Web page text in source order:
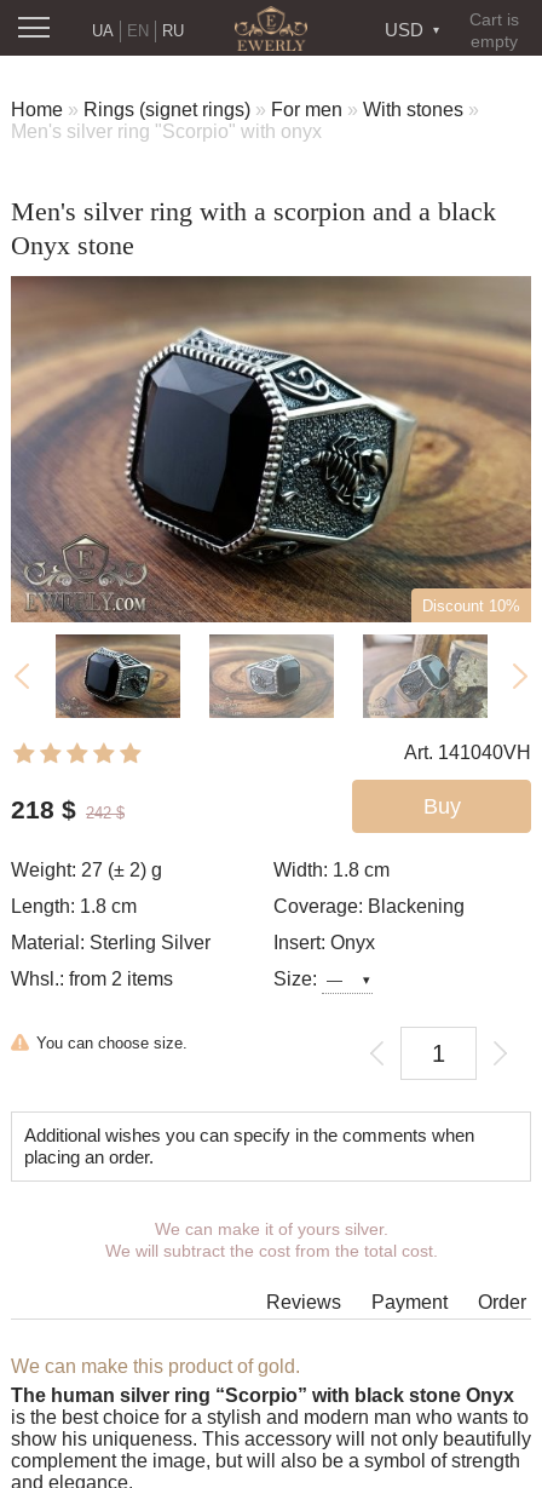
Cart is
empty
USD
RU
UA EN
Home » Rings (signet rings) » For men » With stones »
Men's silver ring "Scorpio" with onyx
Men's silver ring with a scorpion and a black
Onyx stone
Discount 10%
Art. 141040VH
Buy
218 $ 242 $
Weight: 27 (± 2) g Width: 1.8cm
Length: 1.8 cm
Coverage: Blackening
Material: Sterling Silver
Insert: Onyx
Whsl.: from 2 items
Size:
You can choose size.
Additional wishes you can specify in the comments when
placing an order.
We can make it of yours silver.
We will subtract the cost from the total cost.
Reviews Order
Payment
We can make this product of gold.
The human silver ring “Scorpio” with black stone Onyx
is the best choice for a stylish and modern man who wants to
show his uniqueness. This accessory will not only beautifully
complement the image, but will also be a symbol of strength
and elegance.